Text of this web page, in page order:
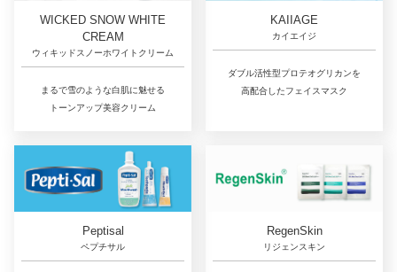
WICKED SNOW WHITE
CREAM
ウィキッドスノーホワイトクリーム
まるで雪のような白肌に魅せる
トーンアップ美容クリーム
KAIIAGE
カイエイジ
ダブル活性型プロテオグリカンを
高配合したフェイスマスク
Peptisal
ペプチサル
RegenSkin
リジェンスキン